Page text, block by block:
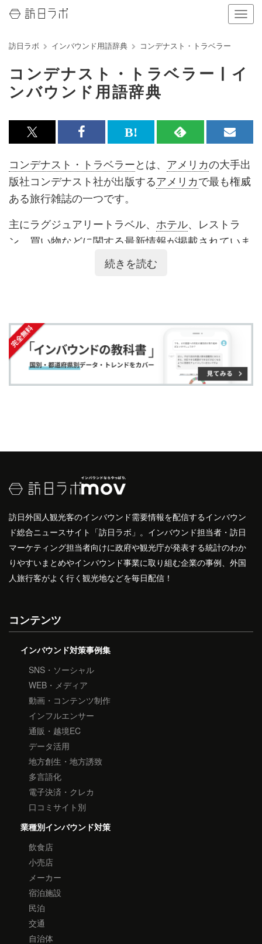
ナ
ビ
ョ
示
切
替
え
訪日ラボ インバウンド用語辞典 コンデナスト・トラベラー
コンデナスト・トラベラー | イ
ンバウンド用語辞典
x<br>
で
記
事
シ
ェ
Facebook<br>
で
記
事
シ
ェ
は
て
な
ク
マ
ー
追
加
RSS
で
記
事
購
読
メ
ル
マ
録
す
コンデナスト・トラベラーとは、 アメリカの大手出
版社コンデナスト社が出版するアメリカで最も権威
ある旅行雑誌の一つです。
主にラグジュアリートラベル、 ホテル、レストラ
ン、買い物などに関する最新情報が掲載されていま
高品質の サービスを提供するホテルを選出している
ことで国内外に広く知られており、旅行誌の読者の
投票で発表されます。また、旅に関する読者投稿の
続きを読む
訪日外国人観光客のインバウンド需要情報を配信するインバウン
ド総合ニュースサイト「訪日ラボ」。インバウンド担当者・訪日
マーケティング担当者向けに政府や観光庁が発表する統計のわか
りやすいまとめやインバウンド事業に取り組む企業の事例、外国
人旅行客がよく行く観光地などを毎日配信！
コンテンツ
インバウンド対策事例集
SNS・ソーシャル
WEB・メディア
動画・コンテンツ制作
インフルエンサー
通販・越境EC
データ活用
地方創生・地方誘致
多言語化
電子決済・クレカ
口コミサイト別
業種別インバウンド対策
飲食店
小売店
メーカー
宿泊施設
民泊
交通
自治体